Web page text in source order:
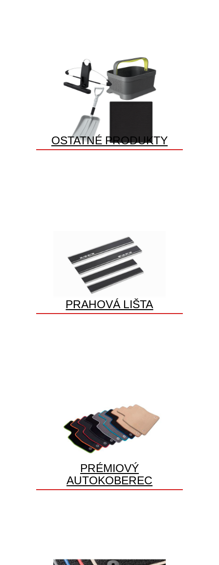
OSTATNÉ PRODUKTY
PRAHOVÁ LIŠTA
PRÉMIOVÝ
AUTOKOBEREC